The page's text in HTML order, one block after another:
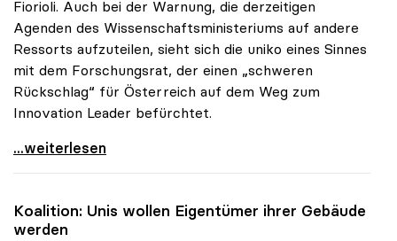
Fiorioli. Auch bei der Warnung, die derzeitigen
Agenden des Wissenschaftsministeriums auf andere
Ressorts aufzuteilen, sieht sich die uniko eines Sinnes
mit dem Forschungsrat, der einen „schweren
Rückschlag“ für Österreich auf dem Weg zum
Innovation Leader befürchtet.
uniko begrüsst Initiative des Forschungsrats für
...weiterlesen
Koalition: Unis wollen Eigentümer ihrer Gebäude
werden